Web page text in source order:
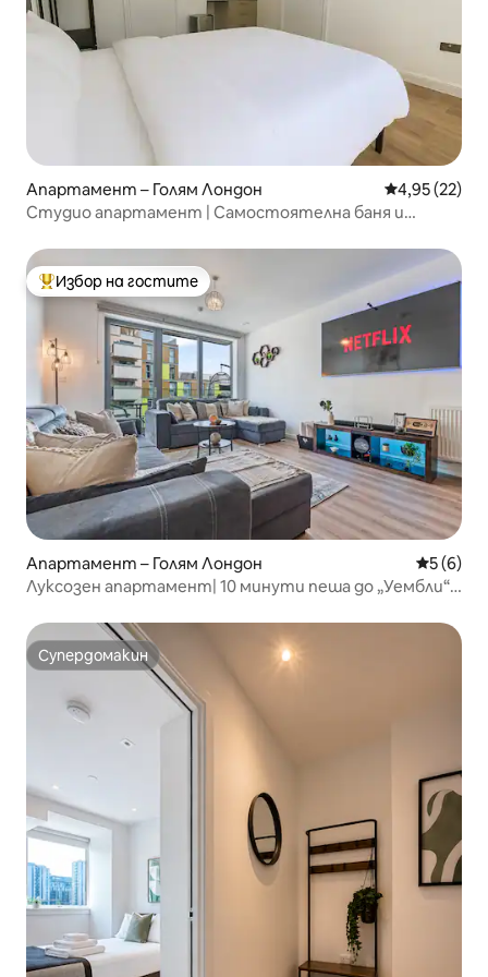
Апартамент – Голям Лондон Средна
4,95 (22)
Студио апартамент | Самостоятелна баня и
Най-популярен избор на гостите
Избор на гостите
Апартамент – Голям Лондон Средна
5 (6)
Луксозен апартамент| 10 минути пеша до „Уембли“|
Супердомакин
Супердомакин